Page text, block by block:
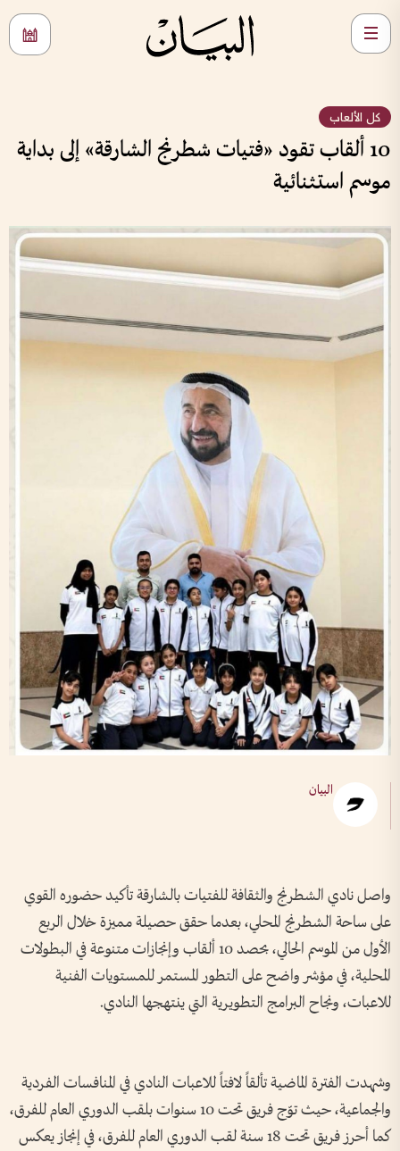
كل الألعاب
10 ألقاب تقود «فتيات شطرنج الشارقة» إلى بداية
موسم استثنائية
البيان
واصل نادي الشطرنج والثقافة للفتيات بالشارقة تأكيد حضوره القوي
على ساحة الشطرنج المحلي، بعدما حقق حصيلة مميزة خلال الربع
الأول من الموسم الحالي، بحصد 10 ألقاب وإنجازات متنوعة في البطولات
المحلية، في مؤشر واضح على التطور المستمر للمستويات الفنية
للاعبات، ونجاح البرامج التطويرية التي ينتهجها النادي.
وشهدت الفترة الماضية تألقاً لافتاً للاعبات النادي في المنافسات الفردية
والجماعية، حيث توّج فريق تحت 10 سنوات بلقب الدوري العام للفرق،
كما أحرز فريق تحت 18 سنة لقب الدوري العام للفرق، في إنجاز يعكس